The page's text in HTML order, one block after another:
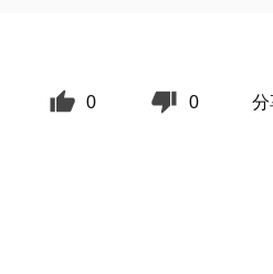
0 0 分